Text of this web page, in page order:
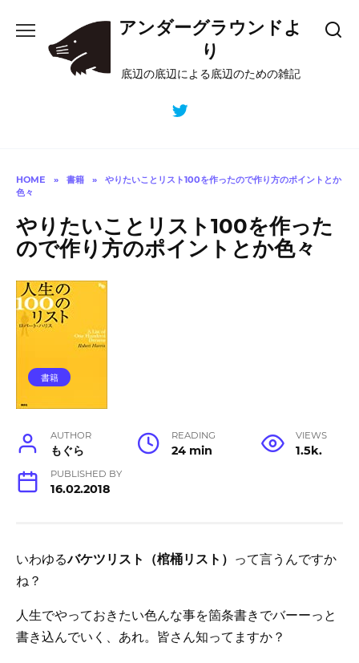
content
アンダーグラウンドよ
り
底辺の底辺による底辺のための雑記
HOME » 書籍 »
やりたいことリスト100を作ったので作り方のポイントとか
色々
やりたいことリスト100を作った
ので作り方のポイントとか色々
書籍
AUTHOR
もぐら
READING
24 min
VIEWS
1.5k.
PUBLISHED BY
16.02.2018
いわゆるバケツリスト（棺桶リスト） って言うんですか
ね？
人生でやっておきたい色んな事を箇条書きでバーーっと
書き込んでいく、あれ。皆さん知ってますか？